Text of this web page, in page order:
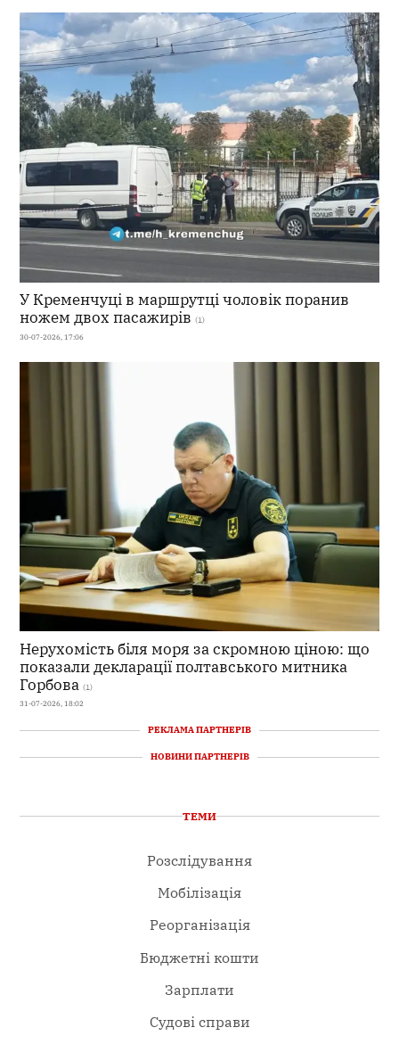
У Кременчуці в маршрутці чоловік поранив
ножем двох пасажирів (1)
30-07-2026, 17:06
Нерухомість біля моря за скромною ціною: що
показали декларації полтавського митника
Горбова (1)
31-07-2026, 18:02
РЕКЛАМА ПАРТНЕРІВ
НОВИНИ ПАРТНЕРІВ
ТЕМИ
Розслідування
Мобілізація
Реорганізація
Бюджетні кошти
Зарплати
Судові справи